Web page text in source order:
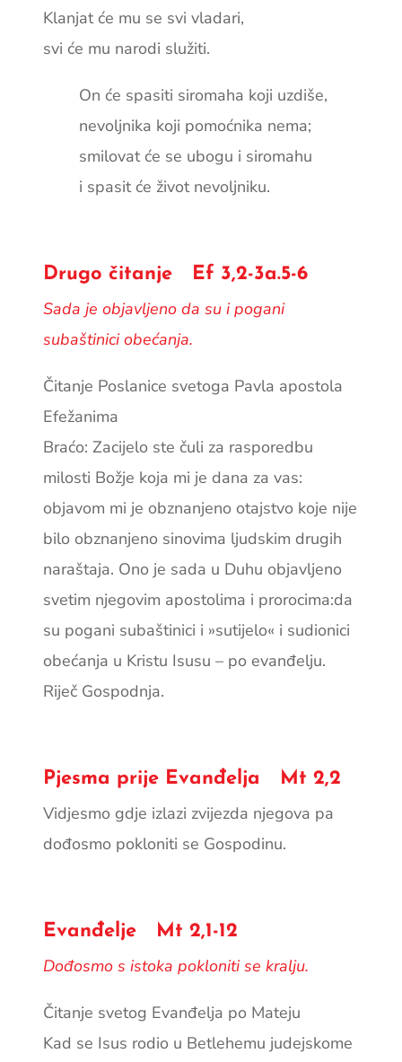
Klanjat će mu se svi vladari,
svi će mu narodi služiti.
On će spasiti siromaha koji uzdiše,
nevoljnika koji pomoćnika nema;
smilovat će se ubogu i siromahu
i spasit će život nevoljniku.
Drugo čitanje Ef 3,2-3a.5-6
Sada je objavljeno da su i pogani
subaštinici obećanja.
Čitanje Poslanice svetoga Pavla apostola
Efežanima
Braćo: Zacijelo ste čuli za rasporedbu
milosti Božje koja mi je dana za vas:
objavom mi je obznanjeno otajstvo koje nije
bilo obznanjeno sinovima ljudskim drugih
naraštaja. Ono je sada u Duhu objavljeno
svetim njegovim apostolima i prorocima:da
su pogani subaštinici i »sutijelo« i sudionici
obećanja u Kristu Isusu – po evanđelju.
Riječ Gospodnja.
Pjesma prije Evanđelja Mt 2,2
Vidjesmo gdje izlazi zvijezda njegova pa
dođosmo pokloniti se Gospodinu.
Evanđelje Mt 2,1-12
Dođosmo s istoka pokloniti se kralju.
Čitanje svetog Evanđelja po Mateju
Kad se Isus rodio u Betlehemu ­judejskome